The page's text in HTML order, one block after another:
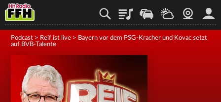
PlaylistStaupilotWetterWebcam
Podcast > Reif ist live > Bayern vor dem PSG-Kracher und Kovac setzt
auf BVB-Talente